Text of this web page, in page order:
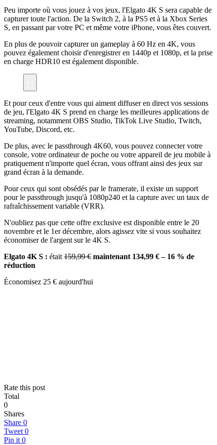
Peu importe où vous jouez à vos jeux, l'Elgato 4K S sera capable de
capturer toute l'action. De la Switch 2, à la PS5 et à la Xbox Series
S, en passant par votre PC et même votre iPhone, vous êtes couvert.
En plus de pouvoir capturer un gameplay à 60 Hz en 4K, vous
pouvez également choisir d'enregistrer en 1440p et 1080p, et la prise
en charge HDR10 est également disponible.
Et pour ceux d'entre vous qui aiment diffuser en direct vos sessions
de jeu, l'Elgato 4K S prend en charge les meilleures applications de
streaming, notamment OBS Studio, TikTok Live Studio, Twitch,
YouTube, Discord, etc.
De plus, avec le passthrough 4K60, vous pouvez connecter votre
console, votre ordinateur de poche ou votre appareil de jeu mobile à
pratiquement n'importe quel écran, vous offrant ainsi des jeux sur
grand écran à la demande.
Pour ceux qui sont obsédés par le framerate, il existe un support
pour le passthrough jusqu'à 1080p240 et la capture avec un taux de
rafraîchissement variable (VRR).
N'oubliez pas que cette offre exclusive est disponible entre le 20
novembre et le 1er décembre, alors agissez vite si vous souhaitez
économiser de l'argent sur le 4K S.
Elgato 4K S : était 159,99 € maintenant 134,99 € – 16 % de
réduction
Économisez 25 € aujourd'hui
Rate this post
Total
0
Shares
Share 0
Tweet 0
Pin it 0